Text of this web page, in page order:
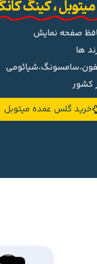
، کینگ
صفحه نمایش
ها
کشور
خرید گلس عمده میتوبل